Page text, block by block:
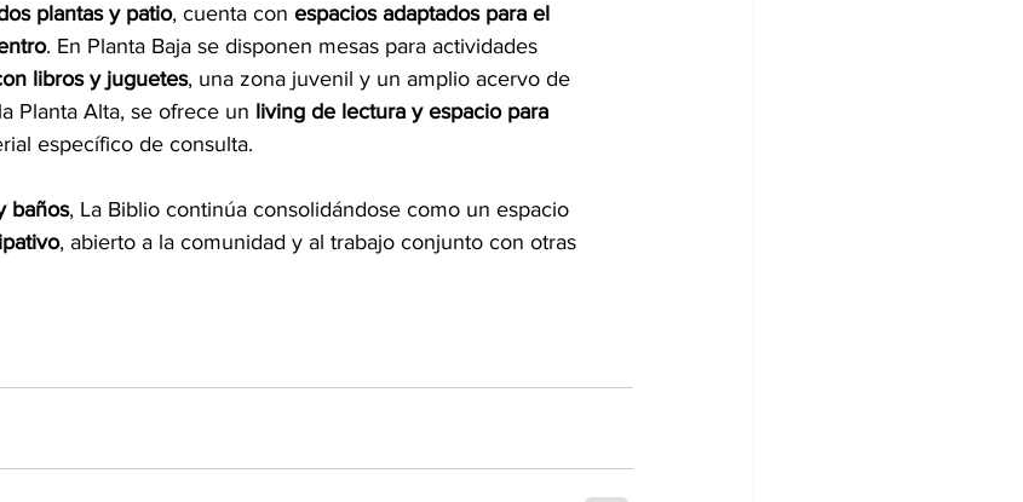
plantas y patio, cuenta con espacios adaptados para el
. En Planta Baja se disponen mesas para actividades
libros y juguetes, una zona juvenil y un amplio acervo de
Planta Alta, se ofrece un living de lectura y espacio para
específico de consulta.
baños, La Biblio continúa consolidándose como un espacio
, abierto a la comunidad y al trabajo conjunto con otras